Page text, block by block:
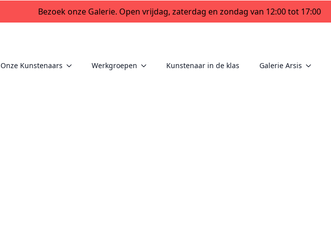
Bezoek onze Galerie. Open vrijdag, zaterdag en zondag van 12:00 tot 17:00
Onze Kunstenaars Werkgroepen Kunstenaar in de klas Galerie Arsis